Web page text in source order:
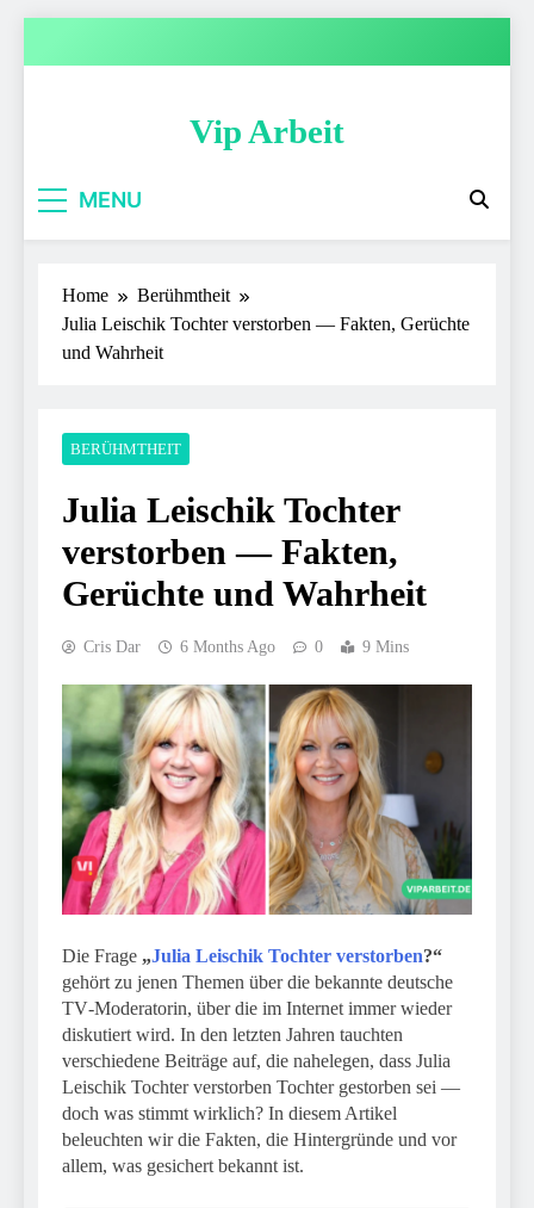
Vip Arbeit
MENU
Home
Berühmtheit
Julia Leischik Tochter verstorben — Fakten, Gerüchte
und Wahrheit
BERÜHMTHEIT
Julia Leischik Tochter
verstorben — Fakten,
Gerüchte und Wahrheit
Cris Dar 6 Months Ago 0 9 Mins
Die Frage „Julia Leischik Tochter verstorben?“
gehört zu jenen Themen über die bekannte deutsche
TV‑Moderatorin, über die im Internet immer wieder
diskutiert wird. In den letzten Jahren tauchten
verschiedene Beiträge auf, die nahelegen, dass Julia
Leischik Tochter verstorben Tochter gestorben sei —
doch was stimmt wirklich? In diesem Artikel
beleuchten wir die Fakten, die Hintergründe und vor
allem, was gesichert bekannt ist.